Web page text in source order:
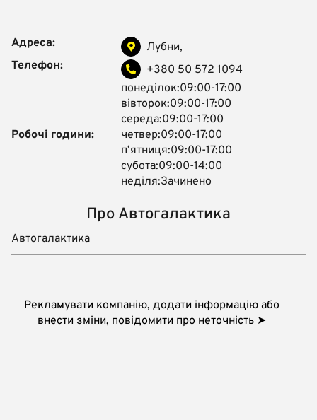
Адреса:
Лубни,
Телефон:
+380 50 572 1094
Робочі години:
понеділок:09:00-17:00
вівторок:09:00-17:00
середа:09:00-17:00
четвер:09:00-17:00
пʼятниця:09:00-17:00
субота:09:00-14:00
неділя:Зачинено
Про Автогалактика
Автогалактика
Рекламувати компанію, додати інформацію або
внести зміни, повідомити про неточність ➤